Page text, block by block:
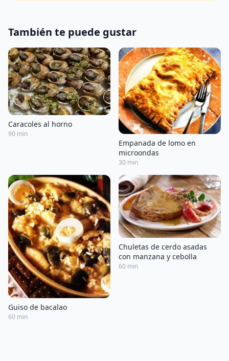
También te puede gustar
Caracoles al horno
90 min
Empanada de lomo en
microondas
30 min
Guiso de bacalao
60 min
Chuletas de cerdo asadas
con manzana y cebolla
60 min